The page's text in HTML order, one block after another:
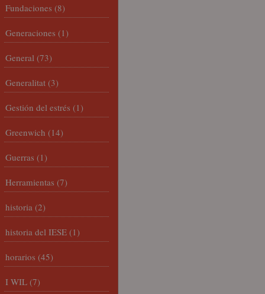
Fundaciones (8)
Generaciones (1)
General (73)
Generalitat (3)
Gestión del estrés (1)
Greenwich (14)
Guerras (1)
Herramientas (7)
historia (2)
historia del IESE (1)
horarios (45)
I WIL (7)